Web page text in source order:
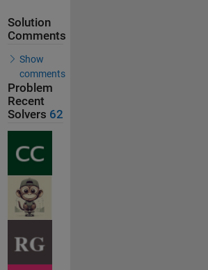
Solution
Comments
Show
comments
Problem
Recent
Solvers 62